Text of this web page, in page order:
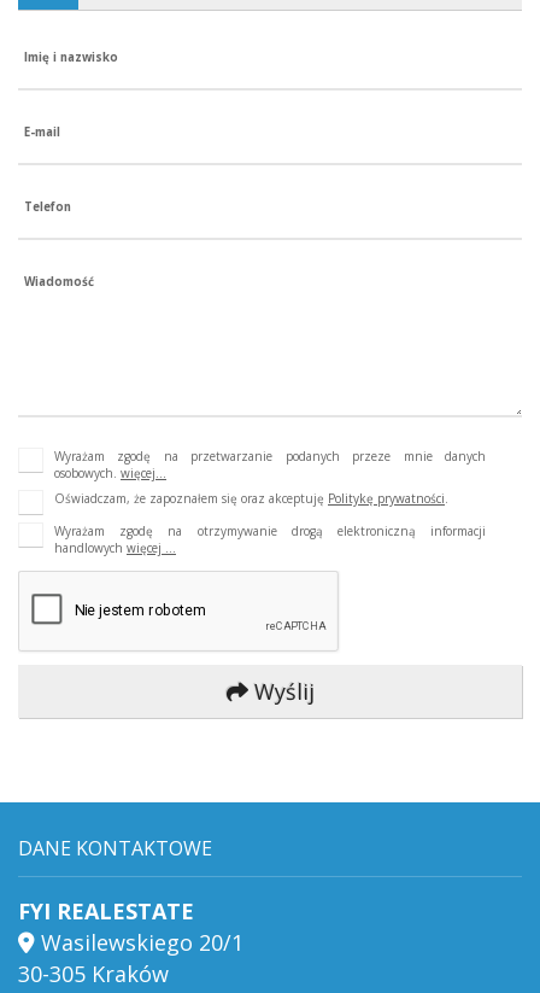
Imię i nazwisko
E-mail
Telefon
Wiadomość
Wyrażam zgodę na przetwarzanie podanych przeze mnie danych
osobowych. więcej...
Oświadczam, że zapoznałem się oraz akceptuję Politykę prywatności
Wyrażam zgodę na otrzymywanie drogą elektroniczną informacji
handlowych więcej ...
Wyślij
DANE KONTAKTOWE
FYI REALESTATE
Wasilewskiego 20/1
30-305 Kraków